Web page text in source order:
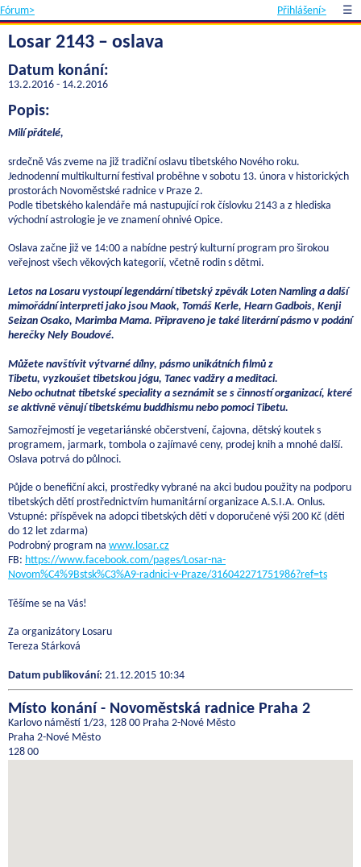
Fórum> Přihlášení> ☰
Losar 2143 – oslava
Datum konání:
13.2.2016 - 14.2.2016
Popis:
Milí přátelé,
srdečně Vás zveme na již tradiční oslavu tibetského Nového roku.
Jednodenní multikulturní festival proběhne v sobotu 13. února v historických
prostorách Novoměstské radnice v Praze 2.
Podle tibetského kalendáře má nastupující rok číslovku 2143 a z hlediska
východní astrologie je ve znamení ohnivé Opice.
Oslava začne již ve 14:00 a nabídne pestrý kulturní program pro širokou
veřejnost všech věkových kategorií, včetně rodin s dětmi.
Letos na Losaru vystoupí legendární tibetský zpěvák Loten Namling a další
mimořádní interpreti jako jsou Maok, Tomáš Kerle, Hearn Gadbois, Kenji
Seizan Osako, Marimba Mama. Připraveno je také literární pásmo v podání
herečky Nely Boudové.
Můžete navštívit výtvarné dílny, pásmo unikátních filmů z
Tibetu, vyzkoušet tibetskou jógu, Tanec vadžry a meditaci.
Nebo ochutnat tibetské speciality a seznámit se s činností organizací, které
se aktivně věnují tibetskému buddhismu nebo pomoci Tibetu.
Samozřejmostí je vegetariánské občerstvení, čajovna, dětský koutek s
programem, jarmark, tombola o zajímavé ceny, prodej knih a mnohé další.
Oslava potrvá do půlnoci.
Půjde o benefiční akci, prostředky vybrané na akci budou použity na podporu
tibetských dětí prostřednictvím humanitární organizace A.S.I.A. Onlus.
Vstupné: příspěvek na adopci tibetských dětí v doporučené výši 200 Kč (děti
do 12 let zdarma)
Podrobný program na www.losar.cz
FB: https://www.facebook.com/pages/Losar-na-
Novom%C4%9Bstsk%C3%A9-radnici-v-Praze/316042271751986?ref=ts
Těšíme se na Vás!
Za organizátory Losaru
Tereza Stárková
Datum publikování: 21.12.2015 10:34
Místo konání - Novoměstská radnice Praha 2
Karlovo náměstí 1/23, 128 00 Praha 2-Nové Město
Praha 2-Nové Město
128 00